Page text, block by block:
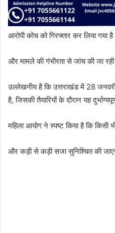
आरोपी कोच को गिरफ्तार कर लिया गया है
और मामले की गंभीरता से जांच की जा
उल्लेखनीय है कि उत्तराखंड में 28
है, जिसकी तैयारियों के दौरान यह
महिला आयोग ने स्पष्ट किया है कि किसी
और कड़ी से कड़ी सजा सुनिश्चित की